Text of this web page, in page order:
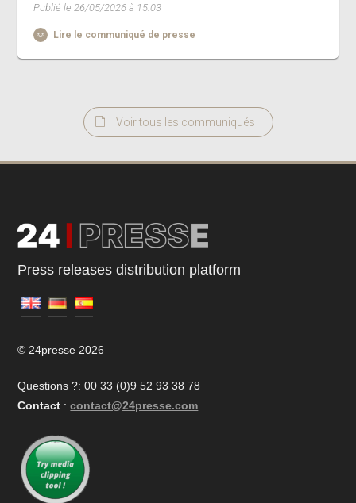
Publié le 26/05/2026 à 15:03
Lire le communiqué de presse
Voir tous les communiqués
Press releases distribution platform
© 24presse 2026
Questions ?: 00 33 (0)9 52 93 38 78
Contact : contact@24presse.com